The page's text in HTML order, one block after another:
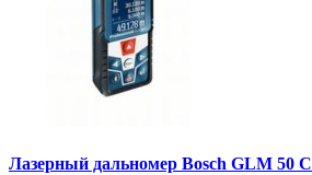
Лазерный дальномер Bosch GLM 50 C